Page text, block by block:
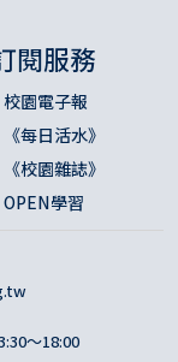
閱服務
校園電子報
《每日活水》
《校園雜誌》
OPEN學習
～18:00